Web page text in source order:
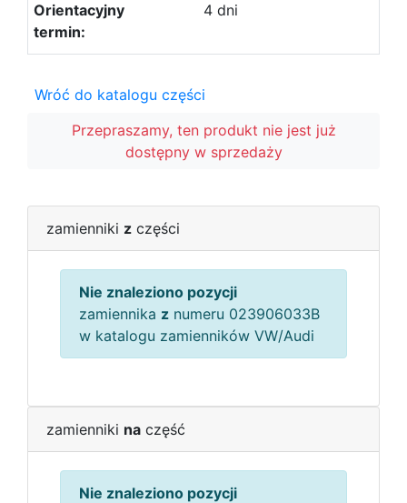
4 dni
Wróć do katalogu części
Przepraszamy, ten produkt nie jest już
dostępny w sprzedaży
zamienniki z części
Nie znaleziono pozycji
zamiennika z numeru 023906033B
w katalogu zamienników VW/Audi
zamienniki na część
Nie znaleziono pozycji